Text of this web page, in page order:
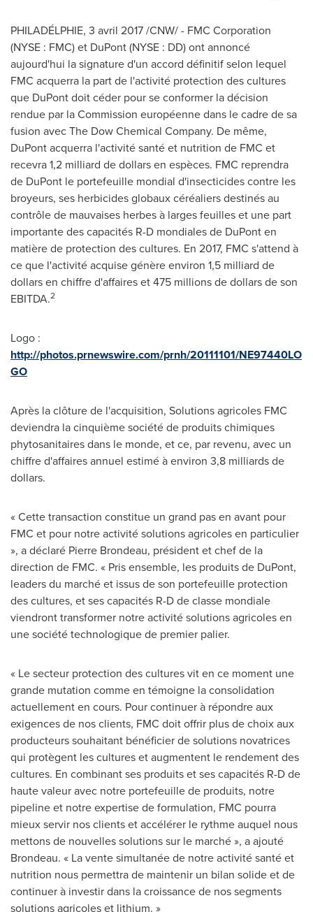
PHILADÉLPHIE, 3 avril 2017 /CNW/ - FMC Corporation
(NYSE : FMC) et DuPont (NYSE : DD) ont annoncé
aujourd'hui la signature d'un accord définitif selon lequel
FMC acquerra la part de l'activité protection des cultures
que DuPont doit céder pour se conformer la décision
rendue par la Commission européenne dans le cadre de sa
fusion avec The Dow Chemical Company. De même,
DuPont acquerra l'activité santé et nutrition de FMC et
recevra 1,2 milliard de dollars en espèces. FMC reprendra
de DuPont le portefeuille mondial d'insecticides contre les
broyeurs, ses herbicides globaux céréaliers destinés au
contrôle de mauvaises herbes à larges feuilles et une part
importante des capacités R-D mondiales de DuPont en
matière de protection des cultures. En 2017, FMC s'attend à
ce que l'activité acquise génère environ 1,5 milliard de
dollars en chiffre d'affaires et 475 millions de dollars de son
EBITDA.2
Logo :
http://photos.prnewswire.com/prnh/20111101/NE97440LO
GO
Après la clôture de l'acquisition, Solutions agricoles FMC
deviendra la cinquième société de produits chimiques
phytosanitaires dans le monde, et ce, par revenu, avec un
chiffre d'affaires annuel estimé à environ 3,8 milliards de
dollars.
« Cette transaction constitue un grand pas en avant pour
FMC et pour notre activité solutions agricoles en particulier
», a déclaré Pierre Brondeau, président et chef de la
direction de FMC. « Pris ensemble, les produits de DuPont,
leaders du marché et issus de son portefeuille protection
des cultures, et ses capacités R-D de classe mondiale
viendront transformer notre activité solutions agricoles en
une société technologique de premier palier.
« Le secteur protection des cultures vit en ce moment une
grande mutation comme en témoigne la consolidation
actuellement en cours. Pour continuer à répondre aux
exigences de nos clients, FMC doit offrir plus de choix aux
producteurs souhaitant bénéficier de solutions novatrices
qui protègent les cultures et augmentent le rendement des
cultures. En combinant ses produits et ses capacités R-D de
haute valeur avec notre portefeuille de produits, notre
pipeline et notre expertise de formulation, FMC pourra
mieux servir nos clients et accélérer le rythme auquel nous
mettons de nouvelles solutions sur le marché », a ajouté
Brondeau. « La vente simultanée de notre activité santé et
nutrition nous permettra de maintenir un bilan solide et de
continuer à investir dans la croissance de nos segments
solutions agricoles et lithium. »